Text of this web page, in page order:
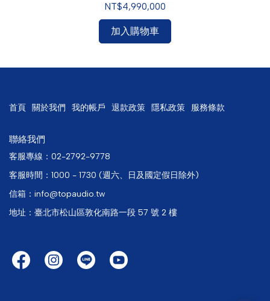
NT$4,990,000
加入購物車
首頁 關於我們 我的帳戶 退款政策 隱私政策 服務條款
聯絡我們
客服專線：02-2792-9778
客服時間：1000 - 1730 (週六、日及國定假日除外)
信箱：info@topaudio.tw
地址：臺北市松山區敦化南路一段 57 號 2 樓